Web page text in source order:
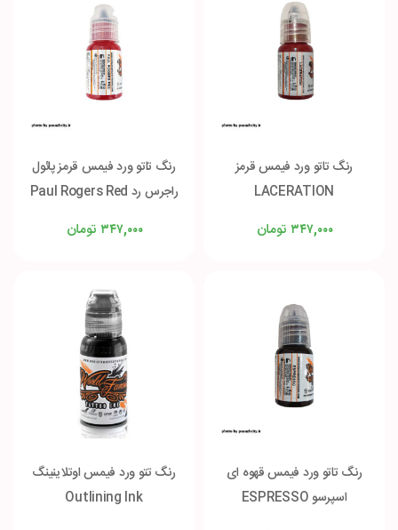
رنگ تاتو ورد فیمس قرمز
LACERATION
تومان ۳۴۷,۰۰۰
رنگ تاتو ورد فیمس قرمز پائول
راجرس رد Paul Rogers Red
تومان ۳۴۷,۰۰۰
رنگ تاتو ورد فیمس قهوه ای
اسپرسو ESPRESSO
رنگ تتو ورد فیمس اوتلاینینگ
Outlining Ink